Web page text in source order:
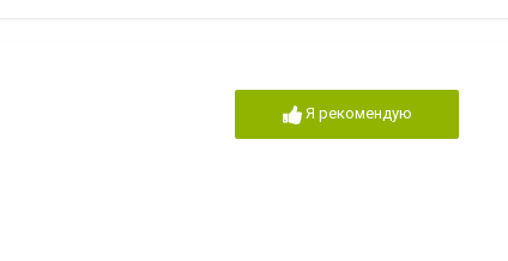
Я рекомендую